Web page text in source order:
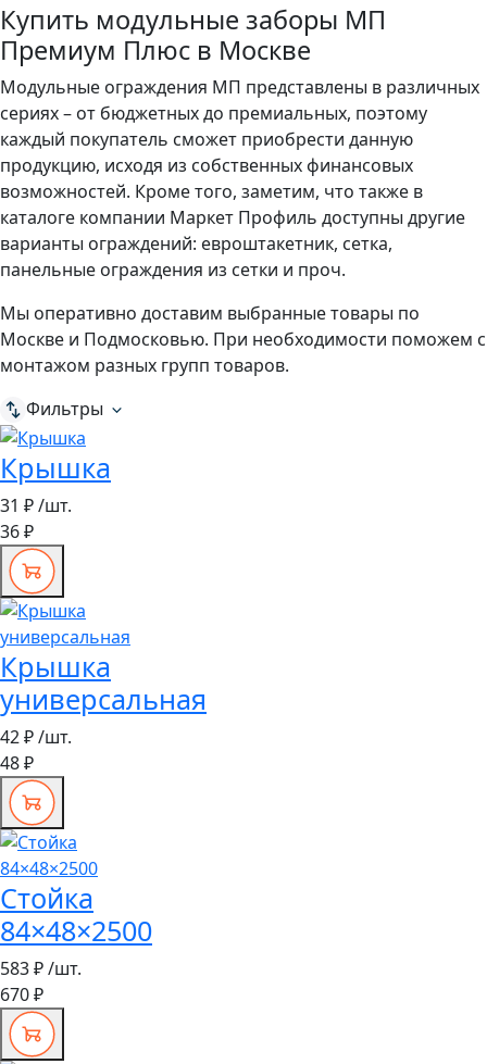
Купить модульные заборы МП
Премиум Плюс в Москве
Модульные ограждения МП представлены в различных
сериях – от бюджетных до премиальных, поэтому
каждый покупатель сможет приобрести данную
продукцию, исходя из собственных финансовых
возможностей. Кроме того, заметим, что также в
каталоге компании Маркет Профиль доступны другие
варианты ограждений: евроштакетник, сетка,
панельные ограждения из сетки и проч.
Мы оперативно доставим выбранные товары по
Москве и Подмосковью. При необходимости поможем с
монтажом разных групп товаров.
Фильтры
Крышка
31 ₽/шт.
36 ₽
Крышка
универсальная
42 ₽/шт.
48 ₽
Стойка
84×48×2500
583 ₽/шт.
670 ₽